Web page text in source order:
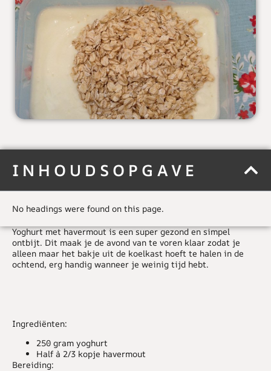
INHOUDSOPGAVE
No headings were found on this page.
Yoghurt met havermout is een super gezond en simpel
ontbijt. Dit maak je de avond van te voren klaar zodat je
alleen maar het bakje uit de koelkast hoeft te halen in de
ochtend, erg handig wanneer je weinig tijd hebt.
Ingrediënten:
250 gram yoghurt
Half à 2/3 kopje havermout
Bereiding: